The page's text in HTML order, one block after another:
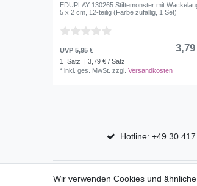
EDUPLAY 130265 Stiftemonster mit
5 x 2 cm, 12-teilig (Farbe zufällig, 1 Set)
UVP 5,95 €
1 Satz
| 3,79 € / Satz
*inkl. ges. MwSt. zzgl.Versandkosten
Hotline: +49 30
Top Marken
Wir verwenden Cookies und